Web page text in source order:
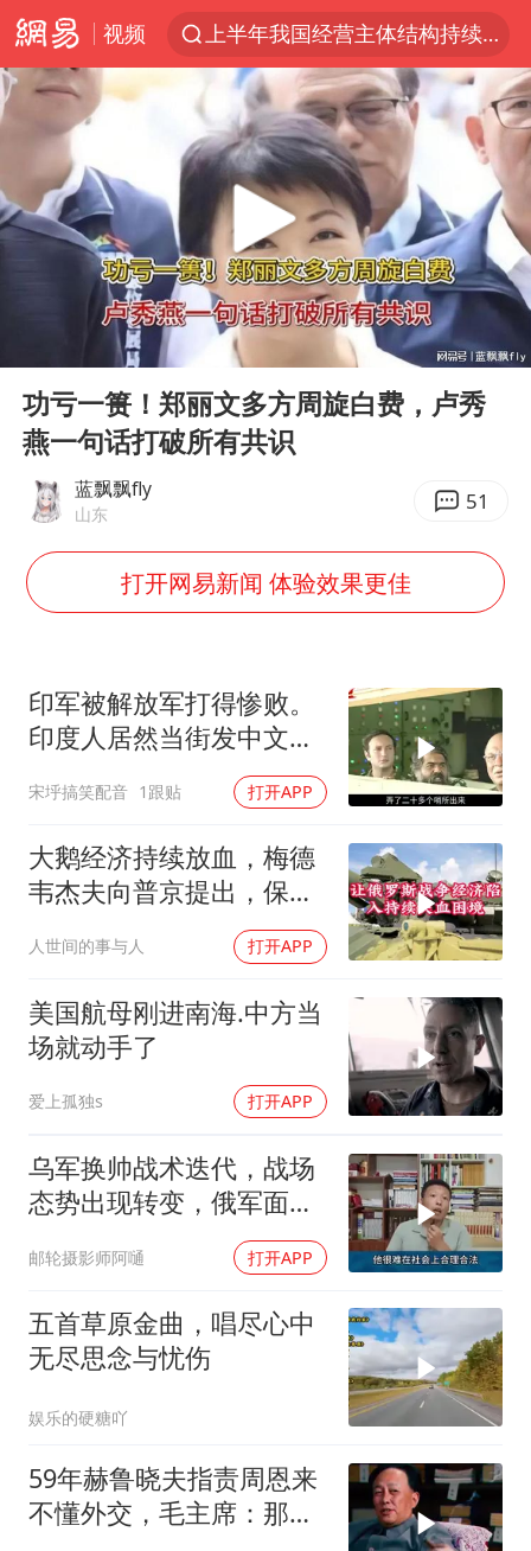
视频
上半年我国经营主体结构持续优化
王传君 《披荆斩棘》
上海：5号线16号线浦江线全线停运
白海豚预计将在浙江苍南到三门一带登陆
今日15时起福州地铁高架区段停运
国足U17与阿森纳决赛取消 并列冠军
王艺迪2-4不敌张本美和止步4强
上门女婿出轨女邻居多年被判重婚罪
2025年小学教师减少13.19万
王艺迪无缘横滨赛决赛
《龙餐馆》 冲奖
笔试第一被劝弃考涉事副校长被撤职
白海豚5次眼壁置换
构建更高水平的全民健身公共服务体系
Play
04:29
功亏一篑！郑丽文多方周旋白费，卢秀
燕一句话打破所有共识
蓝飘飘fly
山东 51
打开网易新闻 体验效果更佳
印军被解放军打得惨败。
印度人居然当街发中文教
宋垀搞笑配音 1跟贴 打开APP
大鹅经济持续放血，梅德
韦杰夫向普京提出，保住
人世间的事与人 打开APP
美国航母刚进南海.中方当
场就动手了
爱上孤独s 打开APP
乌军换帅战术迭代，战场
态势出现转变，俄军面临
邮轮摄影师阿嗵 打开APP
五首草原金曲，唱尽心中
无尽思念与忧伤
娱乐的硬糖吖
59年赫鲁晓夫指责周恩来
不懂外交，毛主席：那我